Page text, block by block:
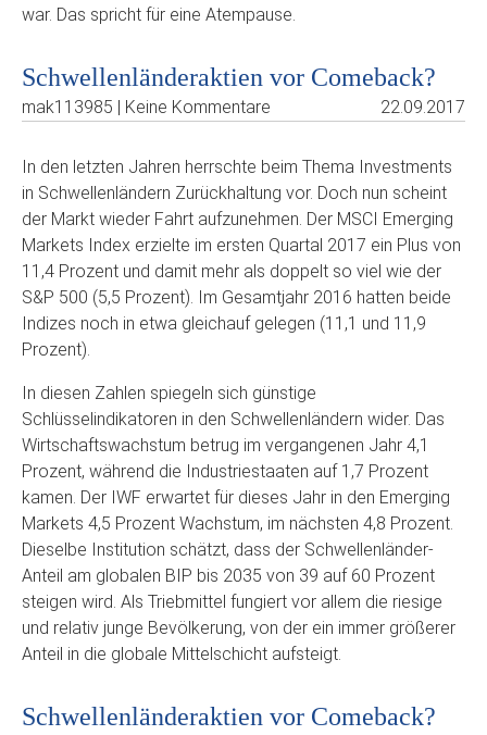
war. Das spricht für eine Atempause.
Schwellenländeraktien vor Comeback?
mak113985 | Keine Kommentare 22.09.2017
In den letzten Jahren herrschte beim Thema Investments
in Schwellenländern Zurückhaltung vor. Doch nun scheint
der Markt wieder Fahrt aufzunehmen. Der MSCI Emerging
Markets Index erzielte im ersten Quartal 2017 ein Plus von
11,4 Prozent und damit mehr als doppelt so viel wie der
S&P 500 (5,5 Prozent). Im Gesamtjahr 2016 hatten beide
Indizes noch in etwa gleichauf gelegen (11,1 und 11,9
Prozent).
In diesen Zahlen spiegeln sich günstige
Schlüsselindikatoren in den Schwellenländern wider. Das
Wirtschaftswachstum betrug im vergangenen Jahr 4,1
Prozent, während die Industriestaaten auf 1,7 Prozent
kamen. Der IWF erwartet für dieses Jahr in den Emerging
Markets 4,5 Prozent Wachstum, im nächsten 4,8 Prozent.
Dieselbe Institution schätzt, dass der Schwellenländer-
Anteil am globalen BIP bis 2035 von 39 auf 60 Prozent
steigen wird. Als Triebmittel fungiert vor allem die riesige
und relativ junge Bevölkerung, von der ein immer größerer
Anteil in die globale Mittelschicht aufsteigt.
Schwellenländeraktien vor Comeback?